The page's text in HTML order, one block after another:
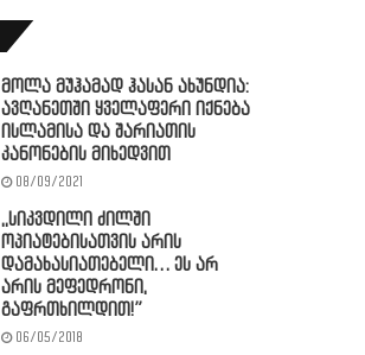
მოლა მუჰამად ჰასან ახუნდია:
ავღანეთში ყველაფერი იქნება
ისლამისა და შარიათის
კანონების მიხედვით
08/09/2021
,,სიკვდილი ძილში
ოპიატებისათვის არის
დამახასიათებელი… ეს არ
არის მეფედრონი,
გაფრთხილდით!”
06/05/2018